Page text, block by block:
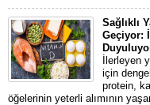
Sağlıklı
Geçiyor:
İlerleyen
için
protein,
öğelerinin yeterli alımının